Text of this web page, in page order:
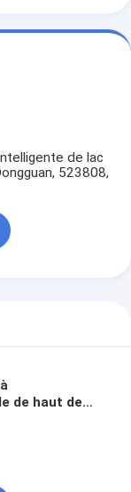
de lac
523808,
de haut de